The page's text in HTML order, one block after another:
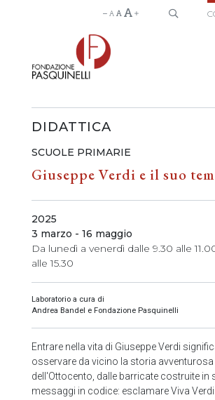
DIDATTICA
SCUOLE PRIMARIE
Giuseppe Verdi e il suo
2025
3 marzo - 16 maggio
Da lunedì a venerdì dalle 9.30 alle
alle 15.30
Laboratorio a cura di
Andrea Bandel e Fondazione Pasquinelli
Entrare nella vita di Giuseppe Verdi
osservare da vicino la storia avventurosa
dell'Ottocento, dalle barricate costruite in
messaggi in codice: esclamare Viva